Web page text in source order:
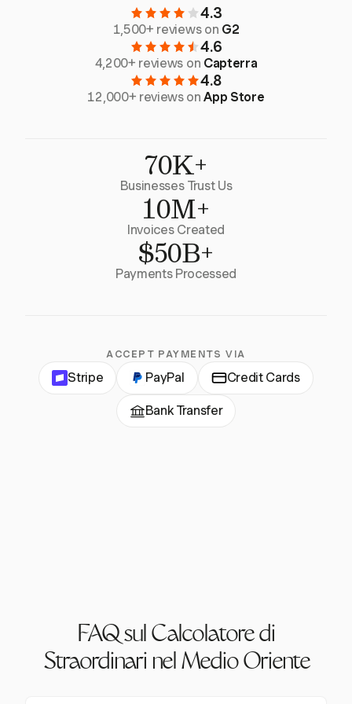
4.3
1,500+ reviews on G2
4.6
4,200+ reviews on Capterra
4.8
12,000+ reviews onApp Store
70K+
Businesses Trust Us
10M+
Invoices Created
$50B+
Payments Processed
ACCEPT PAYMENTS VIA
Stripe PayPal Credit Cards
Bank Transfer
FAQ sul Calcolatore di
Straordinari nel Medio Oriente